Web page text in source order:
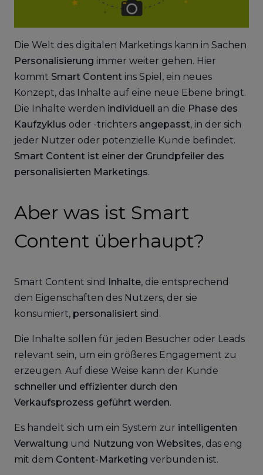
Die Welt des digitalen Marketings kann in Sachen
Personalisierung immer weiter gehen. Hier
kommt Smart Content ins Spiel, ein neues
Konzept, das Inhalte auf eine neue Ebene bringt.
Die Inhalte werden individuell an die Phase des
Kaufzyklus oder -trichters angepasst, in der sich
jeder Nutzer oder potenzielle Kunde befindet.
Smart Content ist einer der Grundpfeiler des
personalisierten Marketings.
Aber was ist Smart
Content überhaupt?
Smart Content sind Inhalte, die entsprechend
den Eigenschaften des Nutzers, der sie
konsumiert, personalisiert sind.
Die Inhalte sollen für jeden Besucher oder Leads
relevant sein, um ein größeres Engagement zu
erzeugen. Auf diese Weise kann der Kunde
schneller und effizienter durch den
Verkaufsprozess geführt werden.
Es handelt sich um ein System zur intelligenten
Verwaltung und Nutzung von Websites, das eng
mit dem Content-Marketing verbunden ist.